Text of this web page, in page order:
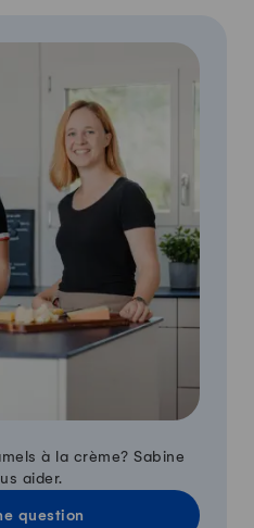
à la crème? Sabine
aider.
question